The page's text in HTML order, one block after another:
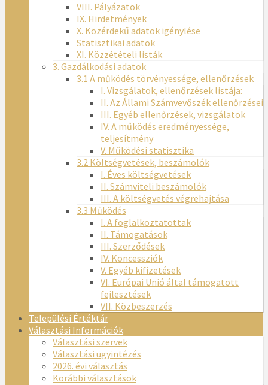
VIII. Pályázatok
IX. Hirdetmények
X. Közérdekű adatok igénylése
Statisztikai adatok
XI. Közzétételi listák
3. Gazdálkodási adatok
3.1 A működés törvényessége, ellenőrzések
I. Vizsgálatok, ellenőrzések listája:
II. Az Állami Számvevőszék ellenőrzései
III. Egyéb ellenőrzések, vizsgálatok
IV. A működés eredményessége,
teljesítmény
V. Működési statisztika
3.2 Költségvetések, beszámolók
I. Éves költségvetések
II. Számviteli beszámolók
III. A költségvetés végrehajtása
3.3 Működés
I. A foglalkoztatottak
II. Támogatások
III. Szerződések
IV. Koncessziók
V. Egyéb kifizetések
VI. Európai Unió által támogatott
fejlesztések
VII. Közbeszerzés
Települési Értéktár
Választási Információk
Választási szervek
Választási ügyintézés
2026. évi választás
Korábbi választások